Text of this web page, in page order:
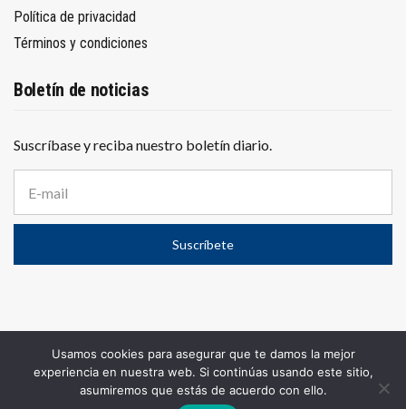
Política de privacidad
Términos y condiciones
Boletín de noticias
Suscríbase y reciba nuestro boletín diario.
r
e
c
d
Suscríbete
© 2025El Conurbano– Propiedad de WOLF PUBLICIDAD S.A.
Todos los derechos reservados.
Usamos cookies para asegurar que te damos la mejor
experiencia en nuestra web. Si continúas usando este sitio,
asumiremos que estás de acuerdo con ello.